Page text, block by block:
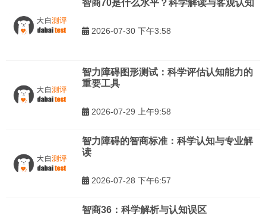
智商70是什么水平？科学解读与客观认知
2026-07-30 下午3:58
智力障碍图形测试：科学评估认知能力的
重要工具
2026-07-29 上午9:58
智力障碍的智商标准：科学认知与专业解
读
2026-07-28 下午6:57
智商36：科学解析与认知误区